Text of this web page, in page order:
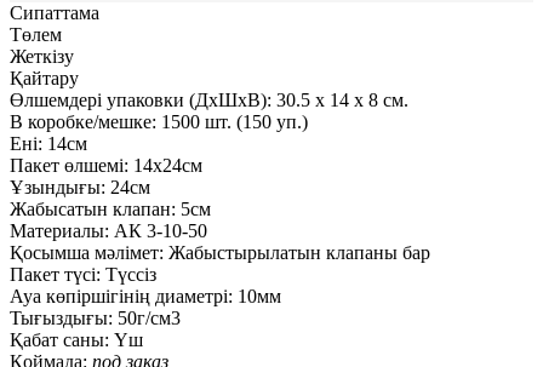
Сипаттама
Төлем
Жеткізу
Қайтару
Өлшемдері упаковки (ДxШxВ): 30.5 x 14 x 8 см.
В коробке/мешке: 1500 шт. (150 уп.)
Ені: 14см
Пакет өлшемі: 14x24см
Ұзындығы: 24см
Жабысатын клапан: 5см
Материалы: АК 3-10-50
Қосымша мәлімет: Жабыстырылатын клапаны бар
Пакет түсі: Түссіз
Ауа көпіршігінің диаметрі: 10мм
Тығыздығы: 50г/см3
Қабат саны: Үш
Қоймада: под заказ